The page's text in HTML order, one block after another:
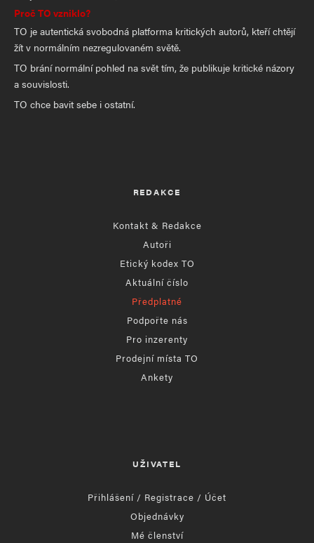
Proč TO vzniklo?
TO je autentická svobodná platforma kritických autorů, kteří chtějí
žít v normálním nezregulovaném světě.
TO brání normální pohled na svět tím, že publikuje kritické názory
a souvislosti.
TO chce bavit sebe i ostatní.
REDAKCE
Kontakt & Redakce
Autoři
Etický kodex TO
Aktuální číslo
Předplatné
Podpořte nás
Pro inzerenty
Prodejní místa TO
Ankety
UŽIVATEL
Přihlášení / Registrace / Účet
Objednávky
Mé členství